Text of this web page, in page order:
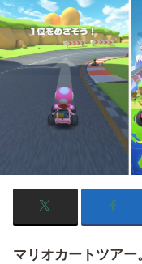
マリオカートツアー